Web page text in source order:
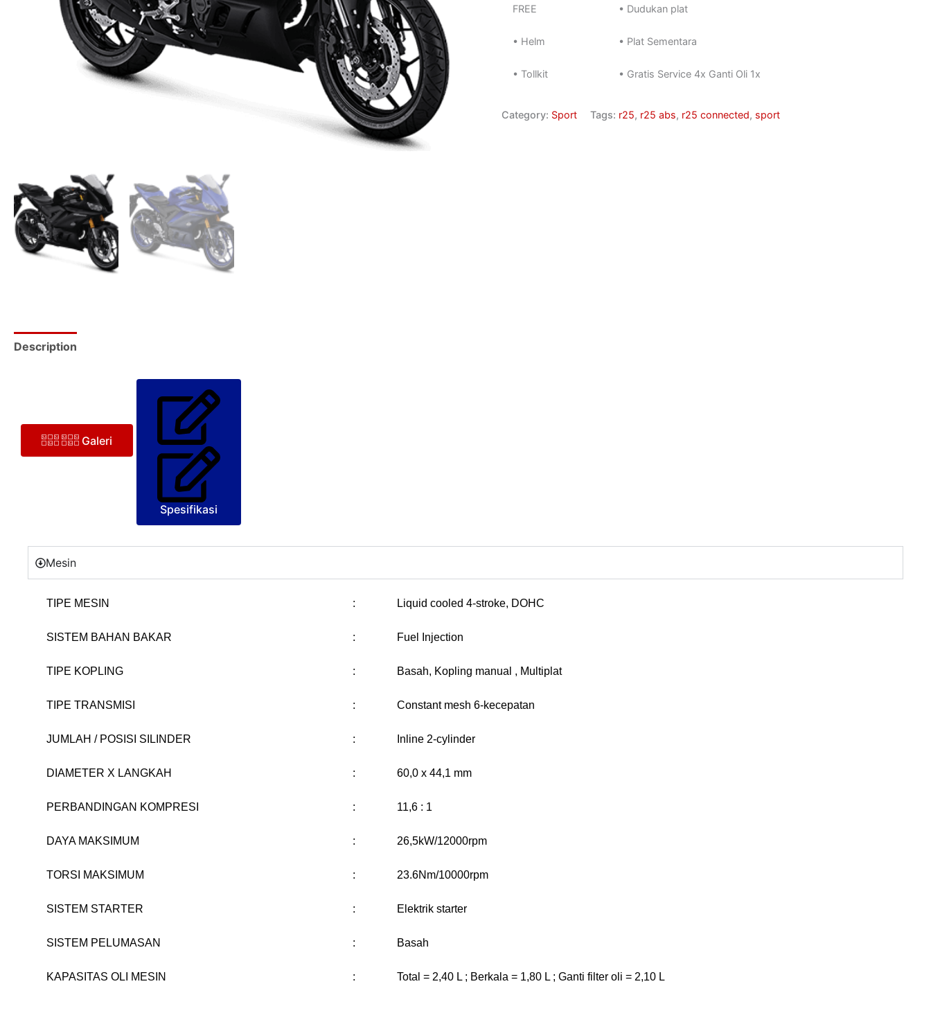
FREE • Dudukan plat
• Helm • Plat Sementara
• Tollkit • Gratis Service 4x Ganti Oli 1x
Category: Sport Tags: r25, r25 abs, r25 connected, sport
Description
Galeri
Spesifikasi
Mesin
TIPE MESIN : Liquid cooled 4-stroke, DOHC
SISTEM BAHAN BAKAR : Fuel Injection
TIPE KOPLING : Basah, Kopling manual , Multiplat
TIPE TRANSMISI : Constant mesh 6-kecepatan
JUMLAH / POSISI SILINDER : Inline 2-cylinder
DIAMETER X LANGKAH : 60,0 x 44,1 mm
PERBANDINGAN KOMPRESI : 11,6 : 1
DAYA MAKSIMUM : 26,5kW/12000rpm
TORSI MAKSIMUM : 23.6Nm/10000rpm
SISTEM STARTER : Elektrik starter
SISTEM PELUMASAN : Basah
KAPASITAS OLI MESIN : Total = 2,40 L ; Berkala = 1,80 L ; Ganti filter oli = 2,10 L